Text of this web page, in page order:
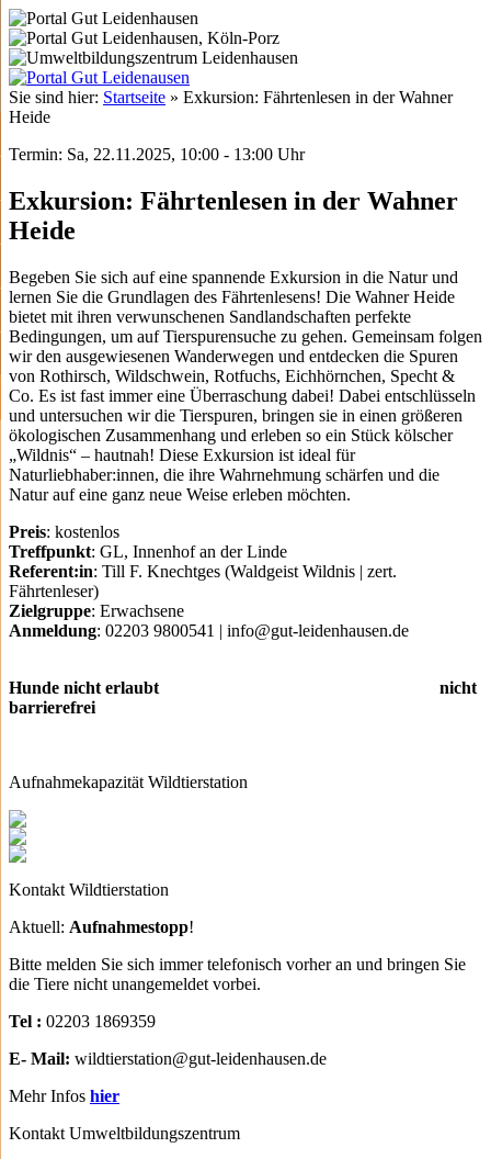
Sie sind hier: Startseite » Exkursion: Fährtenlesen in der Wahner
Heide
Termin: Sa, 22.11.2025, 10:00 - 13:00 Uhr
Exkursion: Fährtenlesen in der Wahner
Heide
Begeben Sie sich auf eine spannende Exkursion in die Natur und
lernen Sie die Grundlagen des Fährtenlesens! Die Wahner Heide
bietet mit ihren verwunschenen Sandlandschaften perfekte
Bedingungen, um auf Tierspurensuche zu gehen. Gemeinsam folgen
wir den ausgewiesenen Wanderwegen und entdecken die Spuren
von Rothirsch, Wildschwein, Rotfuchs, Eichhörnchen, Specht &
Co. Es ist fast immer eine Überraschung dabei! Dabei entschlüsseln
und untersuchen wir die Tierspuren, bringen sie in einen größeren
ökologischen Zusammenhang und erleben so ein Stück kölscher
„Wildnis“ – hautnah! Diese Exkursion ist ideal für
Naturliebhaber:innen, die ihre Wahrnehmung schärfen und die
Natur auf eine ganz neue Weise erleben möchten.
Preis: kostenlos
Treffpunkt: GL, Innenhof an der Linde
Referent:in: Till F. Knechtges (Waldgeist Wildnis | zert.
Fährtenleser)
Zielgruppe: Erwachsene
Anmeldung: 02203 9800541 | info@gut-leidenhausen.de
Hunde nicht erlaubt nicht
barrierefrei
Aufnahmekapazität Wildtierstation
Kontakt Wildtierstation
Aktuell: Aufnahmestopp!
Bitte melden Sie sich immer telefonisch vorher an und bringen Sie
die Tiere nicht unangemeldet vorbei.
Tel : 02203 1869359
E- Mail: wildtierstation@gut-leidenhausen.de
Mehr Infos hier
Kontakt Umweltbildungszentrum